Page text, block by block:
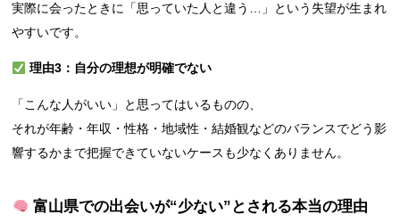
実際に会ったときに「思っていた人と違う…」という失望が生まれ
やすいです。
理由3：自分の理想が明確でない
「こんな人がいい」と思ってはいるものの、
それが年齢・年収・性格・地域性・結婚観などのバランスでどう影
響するかまで把握できていないケースも少なくありません。
富山県での出会いが“少ない”とされる本当の理由